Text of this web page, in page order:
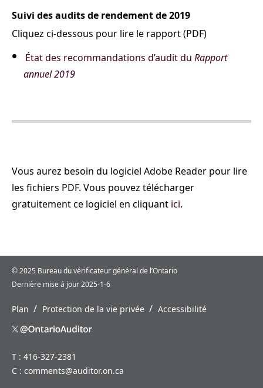
Suivi des audits de rendement de 2019
Cliquez ci-dessous pour lire le rapport (PDF)
État des recommandations d’audit du Rapport
annuel 2019
Vous aurez besoin du logiciel Adobe Reader pour lire
les fichiers PDF. Vous pouvez télécharger
gratuitement ce logiciel en cliquant ici.
© 2025 Bureau du vérificateur général de l’Ontario
Dernière mise á jour 2025-1-6
Plan / Protection de la vie privée / Accessibilité
T : 416-327-2381
C : comments@auditor.on.ca